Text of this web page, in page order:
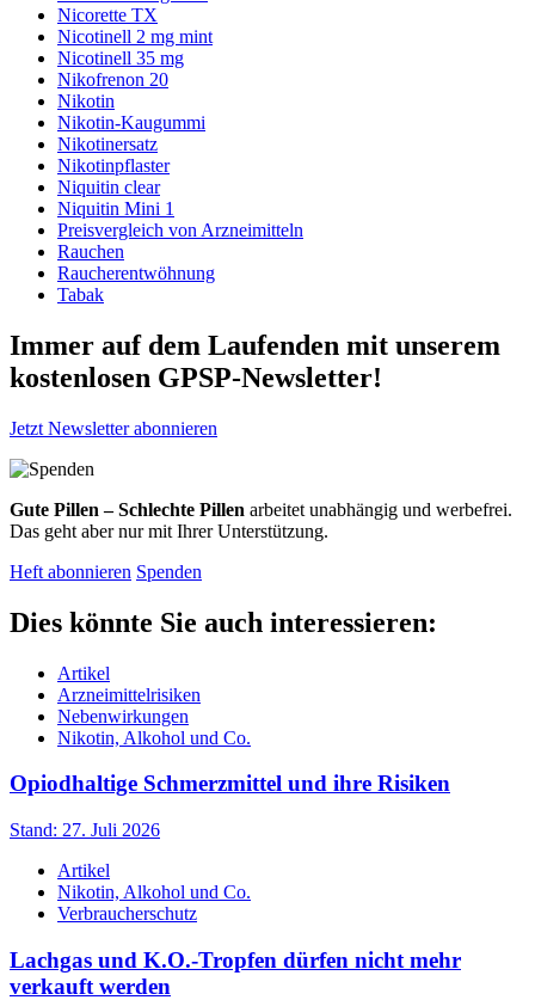
Nicorette TX
Nicotinell 2 mg mint
Nicotinell 35 mg
Nikofrenon 20
Nikotin
Nikotin-Kaugummi
Nikotinersatz
Nikotinpflaster
Niquitin clear
Niquitin Mini 1
Preisvergleich von Arzneimitteln
Rauchen
Raucherentwöhnung
Tabak
Immer auf dem Laufenden mit unserem
kostenlosen GPSP-Newsletter!
Jetzt Newsletter abonnieren
Gute Pillen – Schlechte Pillen arbeitet unabhängig und werbefrei.
Das geht aber nur mit Ihrer Unterstützung.
Heft abonnieren Spenden
Dies könnte Sie auch interessieren:
Artikel
Arzneimittelrisiken
Nebenwirkungen
Nikotin, Alkohol und Co.
Opiodhaltige Schmerzmittel und ihre Risiken
Stand: 27. Juli 2026
Artikel
Nikotin, Alkohol und Co.
Verbraucherschutz
Lachgas und K.O.-Tropfen dürfen nicht mehr
verkauft werden